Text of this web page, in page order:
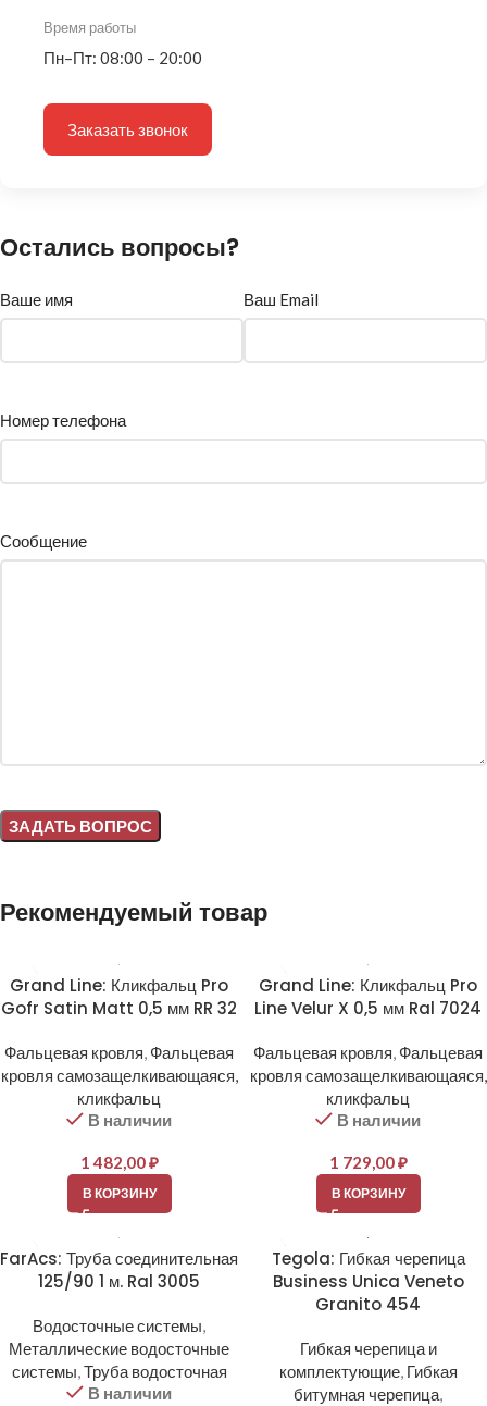
Время работы
Пн–Пт: 08:00 – 20:00
Заказать звонок
Остались вопросы?
Ваше имя Ваш Email
Номер телефона
Сообщение
Рекомендуемый товар
Grand Line: Кликфальц Pro
Gofr Satin Matt 0,5 мм RR 32
Фальцевая кровля, Фальцевая
кровля самозащелкивающаяся,
кликфальц
В наличии
1 482,00₽
В КОРЗИНУ
Grand Line: Кликфальц Pro
Line Velur X 0,5 мм Ral 7024
Фальцевая кровля, Фальцевая
кровля самозащелкивающаяся,
кликфальц
В наличии
1 729,00₽
В КОРЗИНУ
FarAcs: Труба соединительная
125/90 1 м. Ral 3005
Водосточные системы,
Металлические водосточные
системы,Труба водосточная
В наличии
Tegola: Гибкая черепица
Business Unica Veneto
Granito 454
Гибкая черепица и
комплектующие, Гибкая
битумная черепица,